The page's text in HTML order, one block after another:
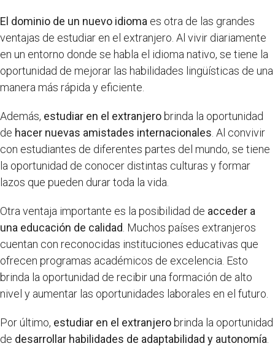
El dominio de un nuevo idioma es otra de las grandes
ventajas de estudiar en el extranjero. Al vivir diariamente
en un entorno donde se habla el idioma nativo, se tiene la
oportunidad de mejorar las habilidades lingüísticas de una
manera más rápida y eficiente.
Además, estudiar en el extranjerobrinda la oportunidad
de hacer nuevas amistades internacionales . Al convivir
con estudiantes de diferentes partes del mundo, se tiene
la oportunidad de conocer distintas culturas y formar
lazos que pueden durar toda la vida.
Otra ventaja importante es la posibilidad de acceder a
una educación de calidad . Muchos países extranjeros
cuentan con reconocidas instituciones educativas que
ofrecen programas académicos de excelencia. Esto
brinda la oportunidad de recibir una formación de alto
nivel y aumentar las oportunidades laborales en el futuro.
Por último, estudiar en el extranjerobrinda la oportunidad
de desarrollar habilidades de adaptabilidad y autonomía